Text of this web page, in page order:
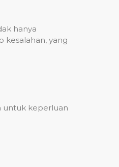
hanya
kesalahan, yang
untuk keperluan